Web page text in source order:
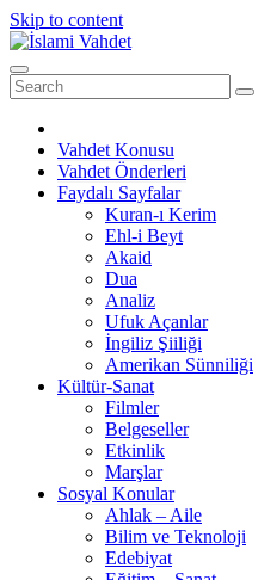
Skip to content
Vahdet Konusu
Vahdet Önderleri
Faydalı Sayfalar
Kuran-ı Kerim
Ehl-i Beyt
Akaid
Dua
Analiz
Ufuk Açanlar
İngiliz Şiiliği
Amerikan Sünniliği
Kültür-Sanat
Filmler
Belgeseller
Etkinlik
Marşlar
Sosyal Konular
Ahlak – Aile
Bilim ve Teknoloji
Edebiyat